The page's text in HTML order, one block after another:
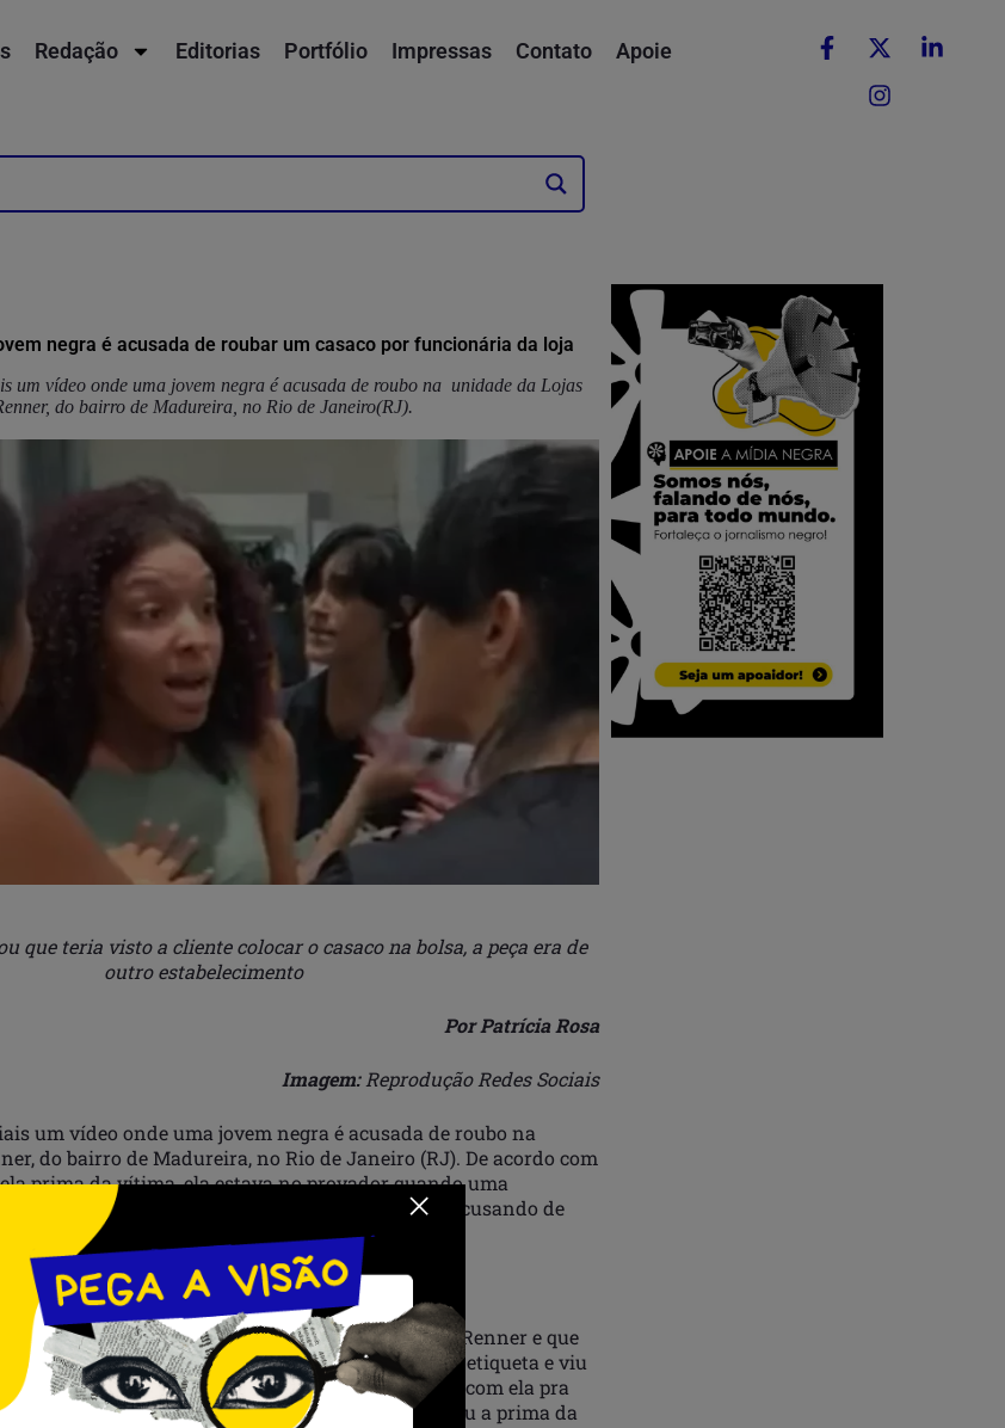
Redação Editorias Portfólio Impressas Contato Apoie
negra é acusada de roubar um casaco por funcionária da loja
um vídeo onde uma jovem negra é acusada de roubo na unidade da Lojas
do bairro de Madureira, no Rio de Janeiro(RJ).
que teria visto a cliente colocar o casaco na bolsa, a peça era de
outro estabelecimento
Por Patrícia Rosa
Imagem:Reprodução Redes Sociais
um vídeo onde uma jovem negra é acusada de roubo na
do bairro de Madureira, no Rio de Janeiro (RJ). De acordo com
prima da vítima, ela estava no provador quando uma
o espaço e coagiu a cliente, a empurrando e acusando de
não era da loja.
status/1591530184959819781?
era da Redley, a mulher disse que não, que era da Renner e que
ela, jogou a bolsa no chão e quando olhou a etiqueta e viu
marca realmente, disse que só tinha ido falar com ela pra
ao número de peças de roupas” afirmou a prima da